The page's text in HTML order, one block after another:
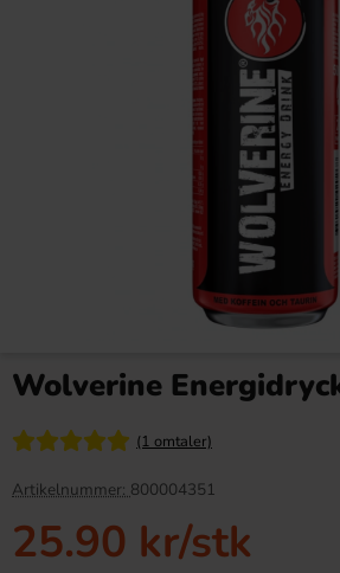
160g
Wolverine
(1 omtaler)
Artikelnummer: 800004351
25.90 kr/stk